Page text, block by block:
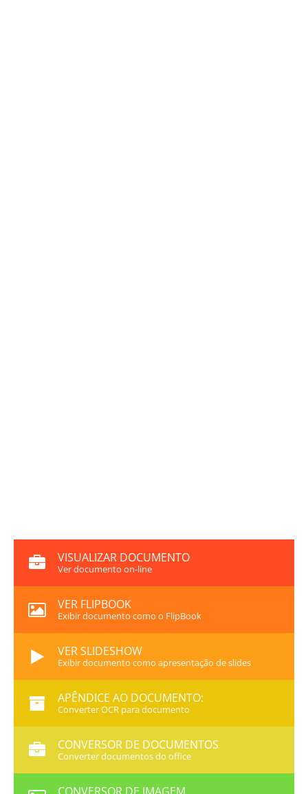
VISUALIZAR DOCUMENTO
Ver documento on-line
VER FLIPBOOK
Exibir documento como o FlipBook
VER SLIDESHOW
Exibir documento como apresentação de slides
APÊNDICE AO DOCUMENTO:
Converter OCR para documento
CONVERSOR DE DOCUMENTOS
Converter documentos do office